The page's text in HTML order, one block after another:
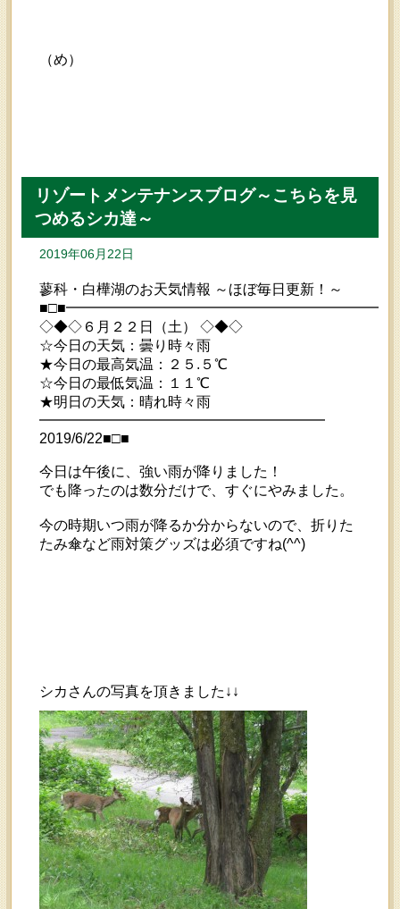
（め）
リゾートメンテナンスブログ～こちらを見
つめるシカ達～
2019年06月22日
蓼科・白樺湖のお天気情報 ～ほぼ毎日更新！～
◇◆◇６月２２日（土） ◇◆◇
☆今日の天気：曇り時々雨
★今日の最高気温：２５.５℃
☆今日の最低気温：１１℃
★明日の天気：晴れ時々雨
━━━━━━━━━━━━━━━━━━━━
2019/6/22■□■
今日は午後に、強い雨が降りました！
でも降ったのは数分だけで、すぐにやみました。
今の時期いつ雨が降るか分からないので、折りた
たみ傘など雨対策グッズは必須ですね(^^)
シカさんの写真を頂きました↓↓